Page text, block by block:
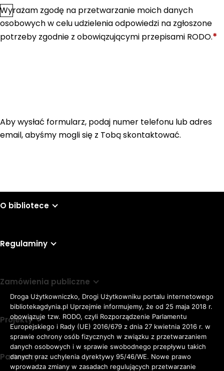
Rozmiar
Zgoda*
Wyrażam zgodę na przetwarzanie moich danych
osobowych w celu udzielenia odpowiedzi na zgłoszone
potrzeby zgodnie z obowiązującymi przepisami RODO.*
Aby wysłać formularz, podaj numer telefonu lub adres
email, abyśmy mogli się z Tobą skontaktować.
O bibliotece
Regulaminy
Zamówienia publiczne
Projekty
Partnerzy
Droga Użytkowniczko, Drogi Użytkowniku portalu internetowego
bibliotekagdynia.pl Uprzejmie informujemy, że od 25 maja 2018 r.
obowiązuje tzw. RODO, czyli Rozporządzenie Parlamentu
Europejskiego i Rady (UE) 2016/679 z dnia 27 kwietnia 2016 r. w
sprawie ochrony osób fizycznych w związku z przetwarzaniem
danych osobowych i w sprawie swobodnego przepływu takich
danych oraz uchylenia dyrektywy 95/46/WE. Nowe prawo
wprowadza zmiany w zasadach regulujących przetwarzanie